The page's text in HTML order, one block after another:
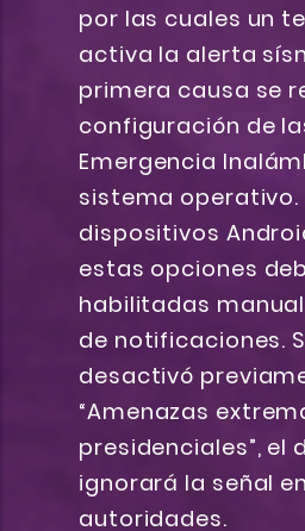
por las cuales un
activa la alerta
primera causa se
configuración de
Emergencia
sistema operativo.
dispositivos
estas opciones
habilitadas
de notificaciones.
desactivó
“Amenazas
presidenciales”, el
ignorará la señal
autoridades.